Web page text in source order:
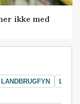
ikke med
LANDBRUGFYN